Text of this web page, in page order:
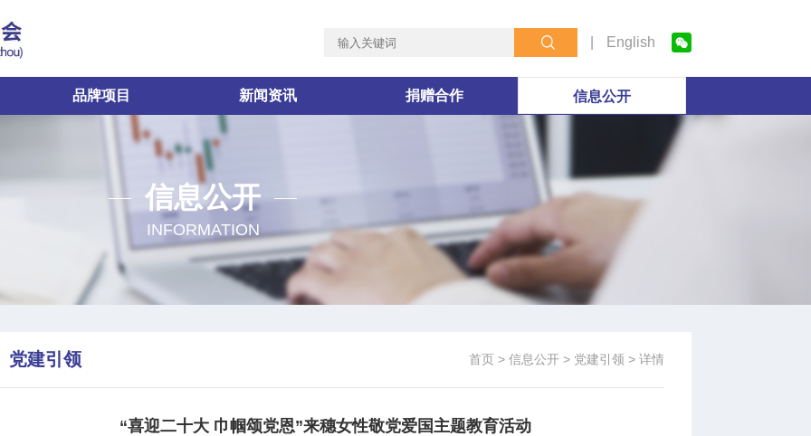
English
品牌项目 新闻资讯 捐赠合作 信息公开
信息公开
INFORMATION
党建引领 首页 > 信息公开 > 党建引领 > 详情
“喜迎二十大 巾帼颂党恩”来穗女性敬党爱国主题教育活动